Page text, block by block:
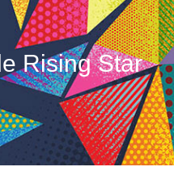
Rising Star